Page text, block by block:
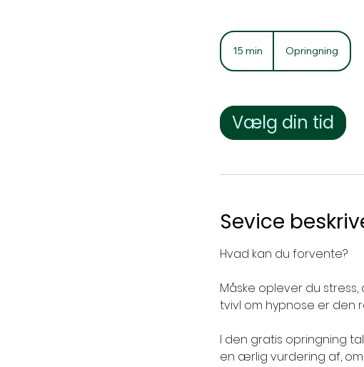
15 min Opringning
Vælg din tid
Sevice
Hvad kan du forvente?
Måske oplever du
tvivl om hypnose er den
I den gratis opringning
en ærlig vurdering af,